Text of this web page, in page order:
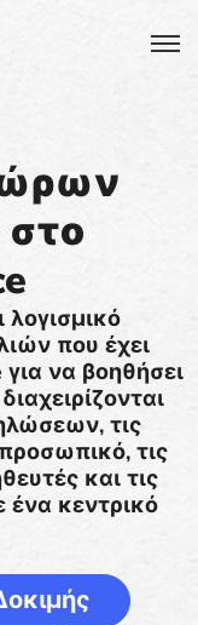
που έχει
να βοηθήσει
τις
τις
και τις
ένα κεντρικό